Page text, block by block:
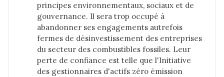
principes environnementaux, sociaux et de
gouvernance. Il sera trop occupé à
abandonner ses engagements autrefois
fermes de désinvestissement des entreprises
du secteur des combustibles fossiles. Leur
perte de confiance est telle que l'Initiative
des gestionnaires d'actifs zéro émission